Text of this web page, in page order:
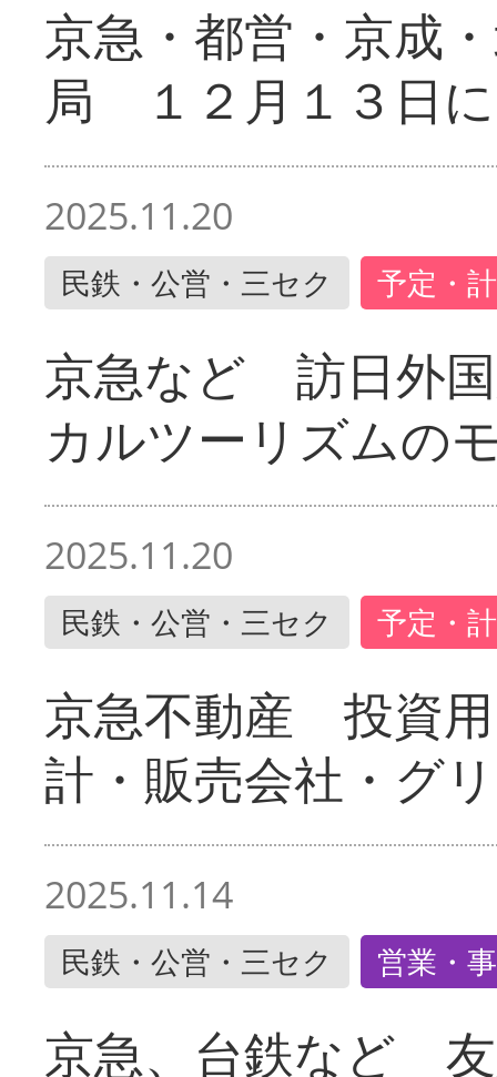
京急・都営・京成
局 １２月１３日
2025.11.20
民鉄・公営・三セク 予定・
京急など 訪日外
カルツーリズムの
2025.11.20
民鉄・公営・三セク 予定・
京急不動産 投資
計・販売会社・グ
2025.11.14
民鉄・公営・三セク 営業・
京急、台鉄など